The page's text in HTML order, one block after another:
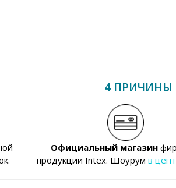
4 ПРИЧИНЫ
Официальный магазин
продукции Intex. Шоурумв